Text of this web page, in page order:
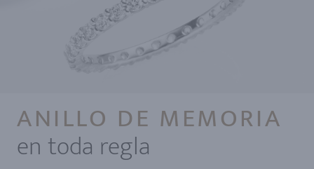
ANILLO DE MEMORIA
en toda regla